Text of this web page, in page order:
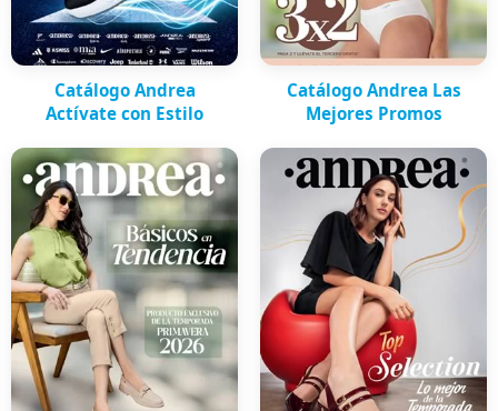
Catálogo Andrea
Actívate con Estilo
Catálogo Andrea Las
Mejores Promos